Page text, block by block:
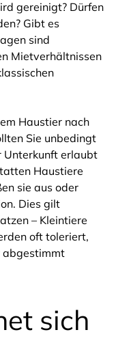
gereinigt? Dürfen
Gibt es
sind
Mietverhältnissen
Haustier nach
Sie unbedingt
Unterkunft erlaubt
Haustiere
sie aus oder
Dies gilt
– Kleintiere
oft toleriert,
abgestimmt
sich